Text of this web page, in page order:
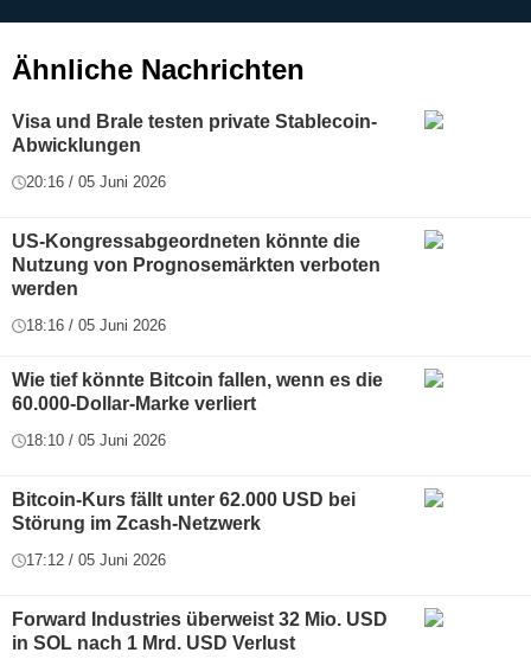
Ähnliche Nachrichten
Visa und Brale testen private Stablecoin-
Abwicklungen
20:16 / 05 Juni 2026
US-Kongressabgeordneten könnte die
Nutzung von Prognosemärkten verboten
werden
18:16 / 05 Juni 2026
Wie tief könnte Bitcoin fallen, wenn es die
60.000-Dollar-Marke verliert
18:10 / 05 Juni 2026
Bitcoin-Kurs fällt unter 62.000 USD bei
Störung im Zcash-Netzwerk
17:12 / 05 Juni 2026
Forward Industries überweist 32 Mio. USD
in SOL nach 1 Mrd. USD Verlust